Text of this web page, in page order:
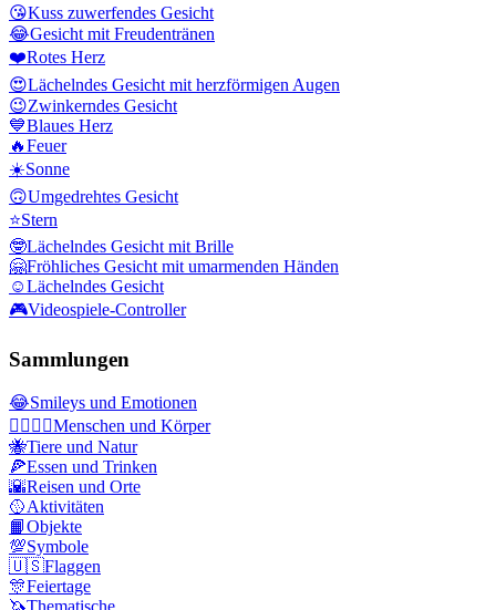
😘Kuss zuwerfendes Gesicht
😂Gesicht mit Freudentränen
❤️Rotes Herz
😍Lächelndes Gesicht mit herzförmigen Augen
😉Zwinkerndes Gesicht
💙Blaues Herz
🔥Feuer
☀️Sonne
🙃Umgedrehtes Gesicht
⭐Stern
🤓Lächelndes Gesicht mit Brille
🤗Fröhliches Gesicht mit umarmenden Händen
☺️Lächelndes Gesicht
🎮Videospiele-Controller
Sammlungen
😂Smileys und Emotionen
👩‍❤️‍💋‍👨Menschen und Körper
🐝Tiere und Natur
🍕Essen und Trinken
🌇Reisen und Orte
🥎Aktivitäten
📙Objekte
💯Symbole
🇺🇸Flaggen
🎊Feiertage